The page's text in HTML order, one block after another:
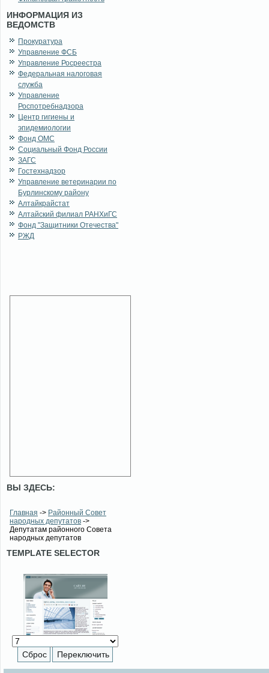
ИНФОРМАЦИЯ ИЗ
ВЕДОМСТВ
Прокуратура
Управление ФСБ
Управление Росреестра
Федеральная налоговая
служба
Управление
Роспотребнадзора
Центр гигиены и
эпидемиологии
Фонд ОМС
Социальный Фонд России
ЗАГС
Гостехнадзор
Управление ветеринарии по
Бурлинскому району
Алтайкрайстат
Алтайский филиал РАНХиГС
Фонд "Защитники Отечества"
РЖД
ВЫ ЗДЕСЬ:
Главная -> Районный Совет
народных депутатов ->
Депутатам районного Совета
народных депутатов
TEMPLATE SELECTOR